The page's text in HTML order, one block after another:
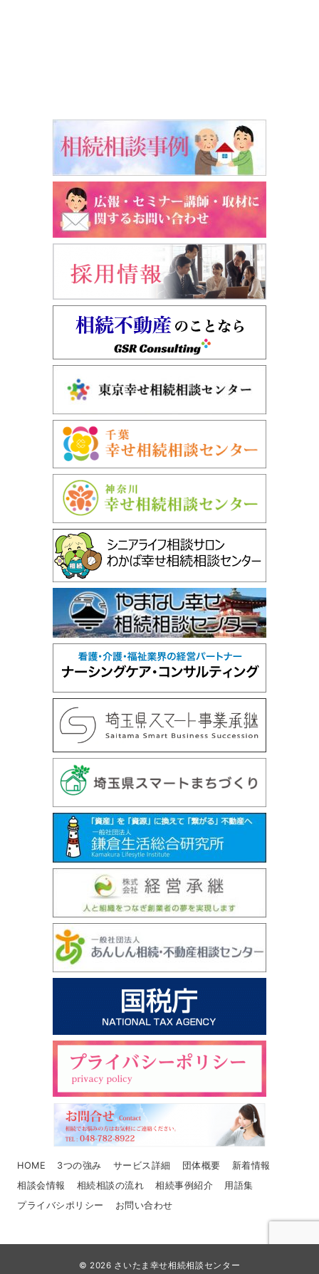
HOME 3つの強み サービス詳細 団体概要
新着情報
相談会情報
相続相談の流れ 相続事例紹介
用語集
プライバシポリシー
お問い合わせ
© 2026 さいたま幸せ相続相談センター